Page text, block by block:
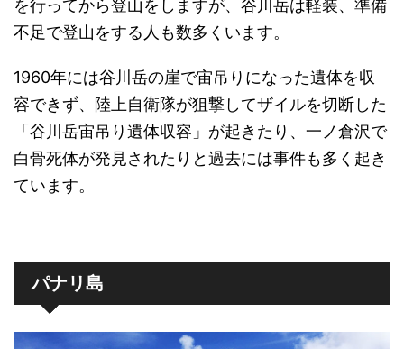
を行ってから登山をしますが、谷川岳は軽装、準備
不足で登山をする人も数多くいます。
1960年には谷川岳の崖で宙吊りになった遺体を収
容できず、陸上自衛隊が狙撃してザイルを切断した
「谷川岳宙吊り遺体収容」が起きたり、一ノ倉沢で
白骨死体が発見されたりと過去には事件も多く起き
ています。
パナリ島